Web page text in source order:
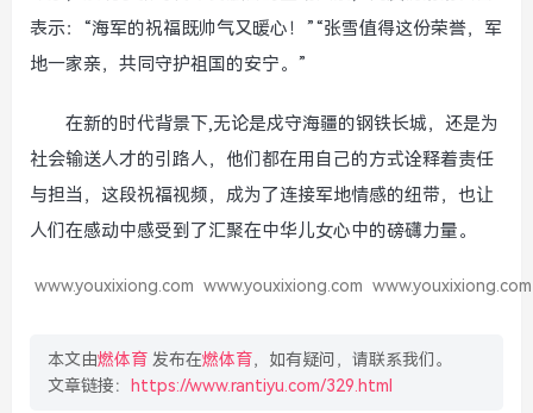
表示：“海军的祝福既帅气又暖心！”“张雪值得这份荣誉，军
地一家亲，共同守护祖国的安宁。”
在新的时代背景下,无论是戍守海疆的钢铁长城，还是为
社会输送人才的引路人，他们都在用自己的方式诠释着责任
与担当，这段祝福视频，成为了连接军地情感的纽带，也让
人们在感动中感受到了汇聚在中华儿女心中的磅礴力量。
www.youxixiong.com www.youxixiong.com www.youxixiong.com
本文由燃体育 发布在燃体育，如有疑问，请联系我们。
文章链接：
https://www.rantiyu.com/329.html